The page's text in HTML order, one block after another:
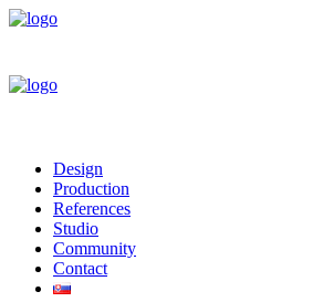
Design
Production
References
Studio
Community
Contact